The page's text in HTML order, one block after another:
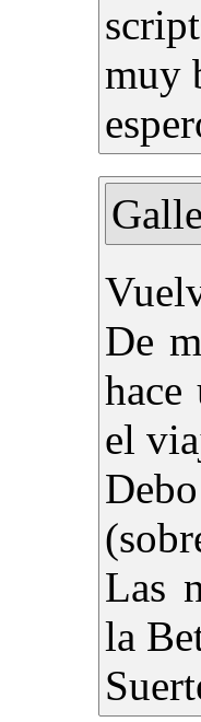
muy
De
hace
el
Las
la